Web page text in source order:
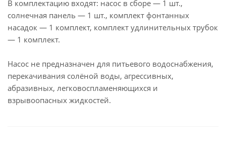
В комплектацию входят: насос в сборе — 1 шт.,
солнечная панель — 1 шт., комплект фонтанных
насадок — 1 комплект, комплект удлинительных трубок
— 1 комплект.
Насос не предназначен для питьевого водоснабжения,
перекачивания солёной воды, агрессивных,
абразивных, легковоспламеняющихся и
взрывоопасных жидкостей.